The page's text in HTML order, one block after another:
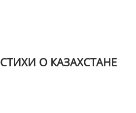
СТИХИ О КАЗАХСТАНЕ